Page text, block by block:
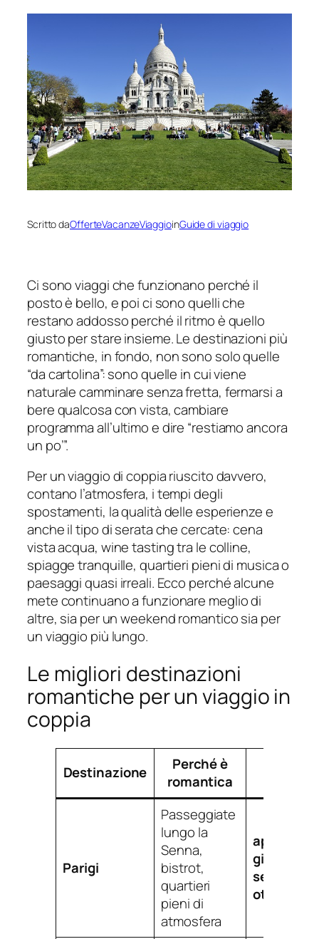
Scritto daOfferteVacanzeViaggioinGuide di viaggio
Ci sono viaggi che funzionano perché il
posto è bello, e poi ci sono quelli che
restano addosso perché il ritmo è quello
giusto per stare insieme. Le destinazioni più
romantiche, in fondo, non sono solo quelle
“da cartolina”: sono quelle in cui viene
naturale camminare senza fretta, fermarsi a
bere qualcosa con vista, cambiare
programma all’ultimo e dire “restiamo ancora
un po’”.
Per un viaggio di coppia riuscito davvero,
contano l’atmosfera, i tempi degli
spostamenti, la qualità delle esperienze e
anche il tipo di serata che cercate: cena
vista acqua, wine tasting tra le colline,
spiagge tranquille, quartieri pieni di musica o
paesaggi quasi irreali. Ecco perché alcune
mete continuano a funzionare meglio di
altre, sia per un weekend romantico sia per
un viaggio più lungo.
Le migliori destinazioni
romantiche per un viaggio in
coppia
Destinazione
Perché è
romantica
Parigi
Passeggiate
lungo la
Senna,
bistrot,
quartieri
pieni di
atmosfera
aprile-
giugno
ottobre